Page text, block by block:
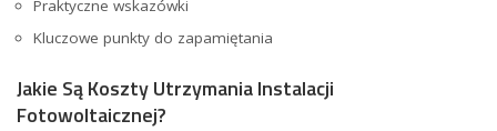
Praktyczne⁤ wskazówki
Kluczowe punkty do ⁤zapamiętania
Jakie Są Koszty Utrzymania⁤ Instalacji
Fotowoltaicznej?